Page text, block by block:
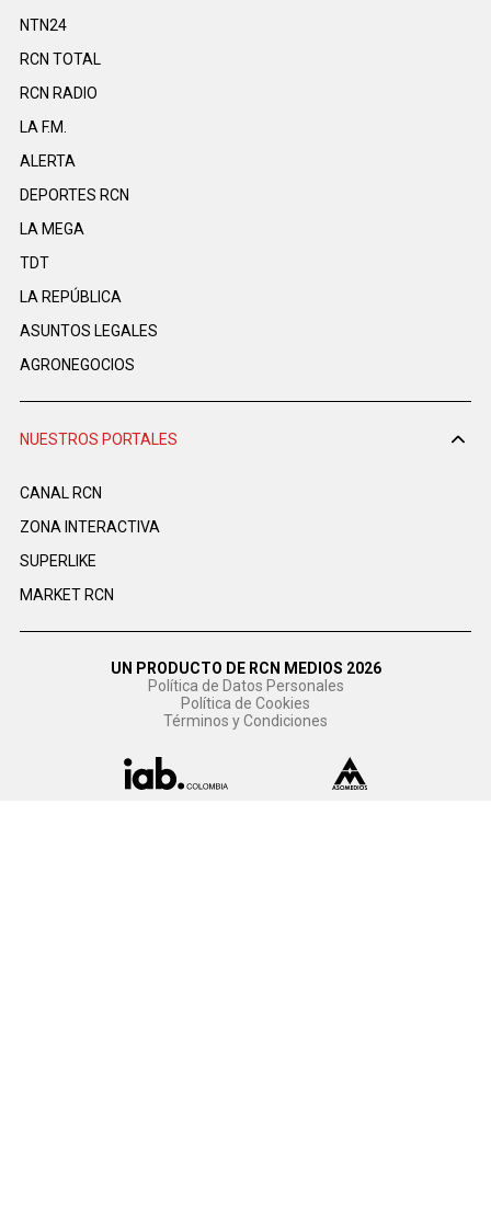
NTN24
RCN TOTAL
RCN RADIO
LA F.M.
ALERTA
DEPORTES RCN
LA MEGA
TDT
LA REPÚBLICA
ASUNTOS LEGALES
AGRONEGOCIOS
NUESTROS PORTALES
CANAL RCN
ZONA INTERACTIVA
SUPERLIKE
MARKET RCN
UN PRODUCTO DE RCN MEDIOS 2026
Política de Datos Personales
Política de Cookies
Términos y Condiciones